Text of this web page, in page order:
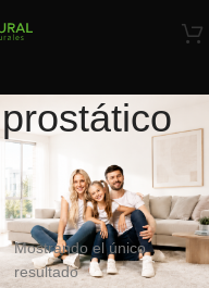
Mostrando el único
resultado